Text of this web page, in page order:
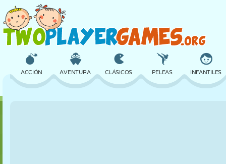
ACCIÓN AVENTURA CLÁSICOS PELEAS INFANTILES